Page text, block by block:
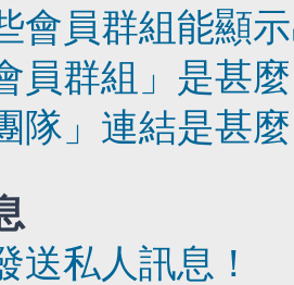
會員群組能顯
員群組」是甚
隊」連結是甚
送私人訊息！